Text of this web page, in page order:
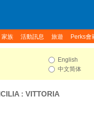
家族 活動訊息 旅遊 Perks會
English
中文简体
: VITTORIA